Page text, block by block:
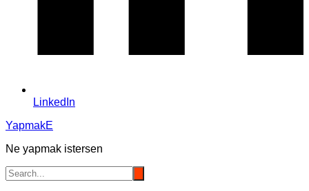
LinkedIn
YapmakE
Ne yapmak istersen